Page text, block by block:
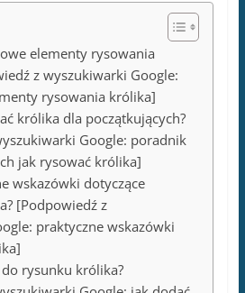
Google: poradnik
jak rysować królika]
wskazówki dotyczące
[Podpowiedź z
praktyczne wskazówki
do rysunku królika?
Google: jak dodać
królika]
błędów przy rysowaniu
z wyszukiwarki Google:
przy rysowaniu królika]